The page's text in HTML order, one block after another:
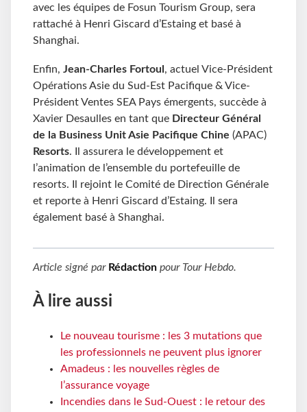
avec les équipes de Fosun Tourism Group, sera
rattaché à Henri Giscard d’Estaing et basé à
Shanghai.
Enfin, Jean-Charles Fortoul , actuel Vice-Président
Opérations Asie du Sud-Est Pacifique & Vice-
Président Ventes SEA Pays émergents, succède à
Xavier Desaulles en tant que Directeur Général
de la Business Unit Asie Pacifique Chine (APAC)
Resorts. Il assurera le développement et
l’animation de l’ensemble du portefeuille de
resorts. Il rejoint le Comité de Direction Générale
et reporte à Henri Giscard d’Estaing. Il sera
également basé à Shanghai.
Article signé par Rédaction pour Tour Hebdo.
À lire aussi
Le nouveau tourisme : les 3 mutations que
les professionnels ne peuvent plus ignorer
Amadeus : les nouvelles règles de
l’assurance voyage
Incendies dans le Sud-Ouest : le retour des